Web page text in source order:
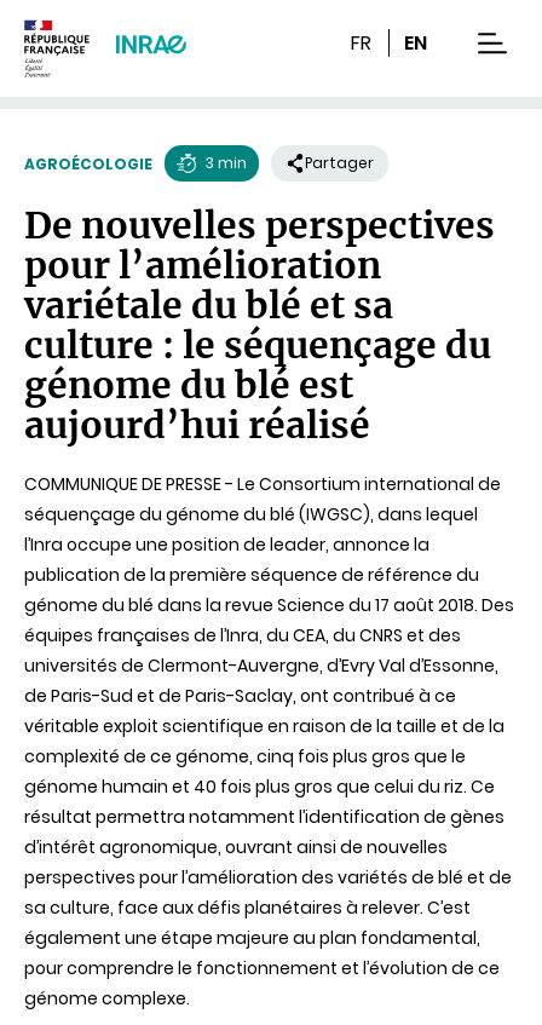
FR EN
AGROÉCOLOGIE
de
lecture
3 min Partager
De nouvelles perspectives
pour l’amélioration
variétale du blé et sa
culture : le séquençage du
génome du blé est
aujourd’hui réalisé
COMMUNIQUE DE PRESSE - Le Consortium international de
séquençage du génome du blé (IWGSC), dans lequel
l’Inra occupe une position de leader, annonce la
publication de la première séquence de référence du
génome du blé dans la revue Science du 17 août 2018. Des
équipes françaises de l’Inra, du CEA, du CNRS et des
universités de Clermont-Auvergne, d’Evry Val d’Essonne,
de Paris-Sud et de Paris-Saclay, ont contribué à ce
véritable exploit scientifique en raison de la taille et de la
complexité de ce génome, cinq fois plus gros que le
génome humain et 40 fois plus gros que celui du riz. Ce
résultat permettra notamment l’identification de gènes
d’intérêt agronomique, ouvrant ainsi de nouvelles
perspectives pour l’amélioration des variétés de blé et de
sa culture, face aux défis planétaires à relever. C’est
également une étape majeure au plan fondamental,
pour comprendre le fonctionnement et l’évolution de ce
génome complexe.